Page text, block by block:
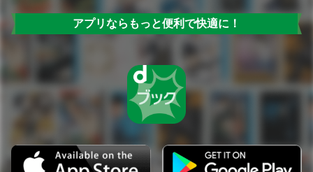
アプリならもっと便利で快適に！